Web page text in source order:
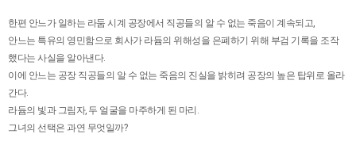
한편 안느가 일하는 라둠 시계 공장에서 직공들의 알 수 없는 죽음이 계속되고,
안느는 특유의 영민함으로 회사가 라듐의 위해성을 은폐하기 위해 부검 기록을 조작
했다는 사실을 알아낸다.
이에 안느는 공장 직공들의 알 수 없는 죽음의 진실을 밝히려 공장의 높은 탑위로 올라
간다.
라듐의 빛과 그림자, 두 얼굴을 마주하게 된 마리.
그녀의 선택은 과연 무엇일까?